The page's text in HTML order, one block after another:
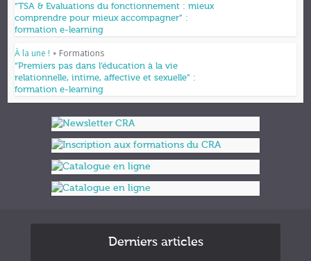
“TSA & Evaluations du fonctionnement : mieux
comprendre pour mieux accompagner” :
formation e-learning
À la une ! • Formations
“Premiers pas dans l’éducation à la vie
relationnelle, intime, affective et sexuelle” :
formation e-learning
Derniers articles